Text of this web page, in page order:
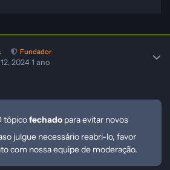
Fundador
20241 ano
tópicofechadopara evitar novos
julgue necessário reabri-lo, favor
com nossa equipe de moderação.